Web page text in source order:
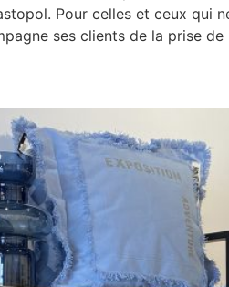
Pour celles et ceux qui
ses clients de la prise de